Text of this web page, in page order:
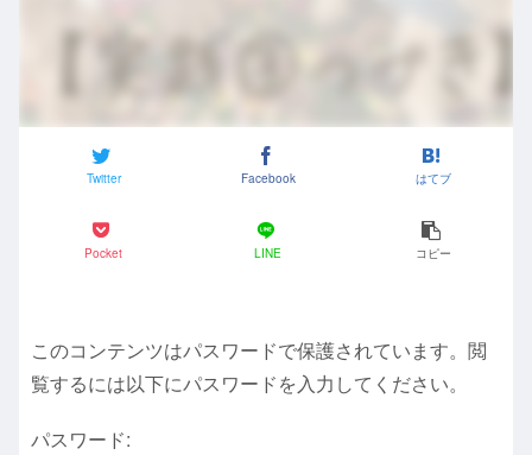
Twitter Facebook はてブ
Pocket LINE コピー
このコンテンツはパスワードで保護されています。閲
覧するには以下にパスワードを入力してください。
パスワード: